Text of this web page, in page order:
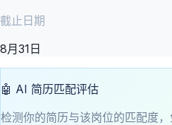
截止日期
8月31日
🤖 AI 简历匹配评估
检测你的简历与该岗位的匹配度，